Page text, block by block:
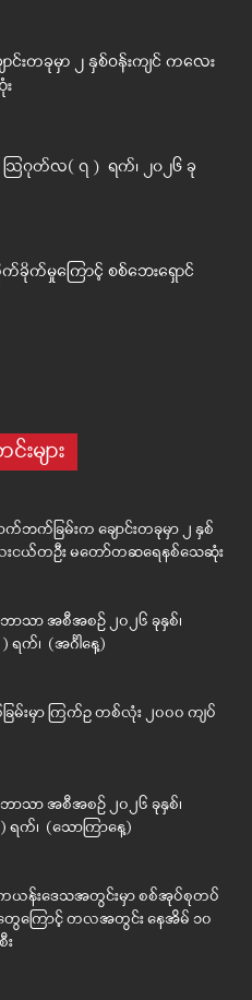
င်းတခုမှာ ၂ နှစ်ဝန်းကျင် ကလေး
ဩဂုတ်လ( ၇ ) ရက်၊ ၂၀၂၆ ခု
က်မှုကြောင့် စစ်ဘေးရှောင်
များ
ဘက်ခြမ်းက ချောင်းတခုမှာ ၂ နှစ်
းငယ်တဦး မတော်တဆရေနစ်သေဆုံး
ဘာသာ အစီအစဉ် ၂၀၂၆ ခုနှစ်၊
က်၊ (အင်္ဂါနေ့)
မ်းမှာ ကြက်ဥ တစ်လုံး ၂၀၀၀ ကျပ်
ဘာသာ အစီအစဉ် ၂၀၂၆ ခုနှစ်၊
က်၊ (သောကြာနေ့)
ယန်းဒေသအတွင်းမှာ စစ်အုပ်စုတပ်
ကြောင့် တလအတွင်း နေအိမ် ၁၀
း